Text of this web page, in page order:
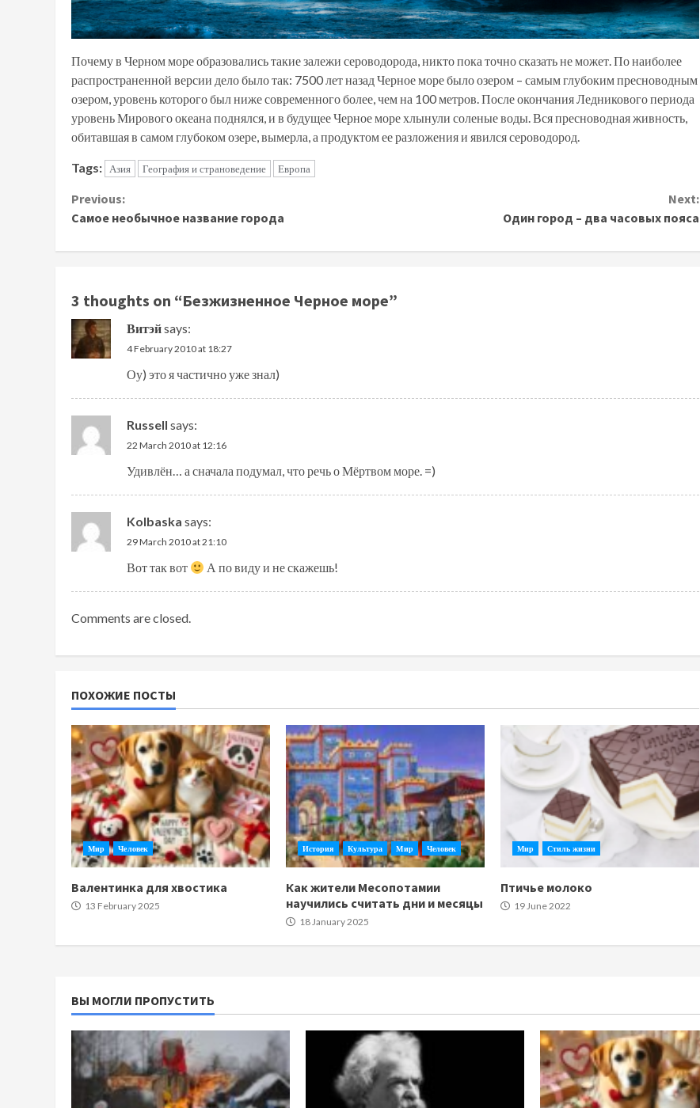
Почему в Черном море образовались такие залежи сероводорода, никто пока точно сказать не может. По наиболее
распространенной версии дело было так: 7500 лет назад Черное море было озером – самым глубоким пресноводным
озером, уровень которого был ниже современного более, чем на 100 метров. После окончания Ледникового периода
уровень Мирового океана поднялся, и в будущее Черное море хлынули соленые воды. Вся пресноводная живность,
обитавшая в самом глубоком озере, вымерла, а продуктом ее разложения и явился сероводород.
Tags: Азия География и страноведение Европа
Continue
Previous:
Самое необычное название города
Next:
Один город – два часовых пояса
3 thoughts on “Безжизненное Черное море”
Витэйsays:
4 February 2010 at 18:27
Оу) это я частично уже знал)
Russell says:
22 March 2010 at 12:16
Удивлён… а сначала подумал, что речь о Мёртвом море. =)
Kolbaska says:
29 March 2010 at 21:10
Вот так вот А по виду и не скажешь!
Comments are closed.
ПОХОЖИЕ ПОСТЫ
Мир Человек
Валентинка для хвостика
13 February 2025
История Культура Мир Человек
Как жители Месопотамии
научились считать дни и месяцы
18 January 2025
Мир Стиль жизни
Птичье молоко
19 June 2022
ВЫ МОГЛИ ПРОПУСТИТЬ